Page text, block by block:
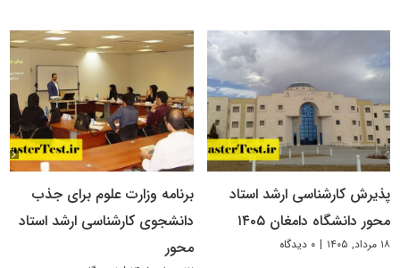
پذیرش کارشناسی ارشد استاد
محور دانشگاه دامغان ۱۴۰۵
۱۸ مرداد, ۱۴۰۵ | ۰ دیدگاه
برنامه وزارت علوم برای جذب
دانشجوی کارشناسی ارشد استاد
محور